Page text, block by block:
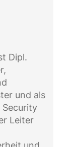
Dipl.
und als
Leiter